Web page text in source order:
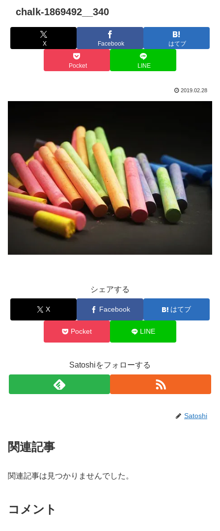
chalk-1869492__340
X Facebook はてブ
Pocket LINE
2019.02.28
シェアする
X Facebook はてブ
Pocket LINE
Satoshiをフォローする
Satoshi
関連記事
関連記事は見つかりませんでした。
コメント